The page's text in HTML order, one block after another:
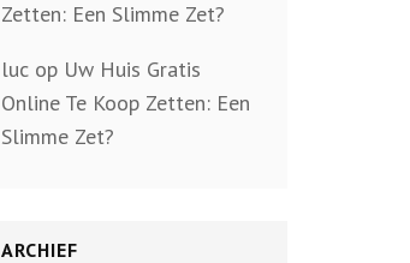
Zetten: Een Slimme Zet?
lucop Uw Huis Gratis
Online Te Koop Zetten: Een
Slimme Zet?
ARCHIEF